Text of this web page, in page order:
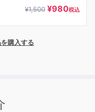
¥1,500 ¥980税込
購入する